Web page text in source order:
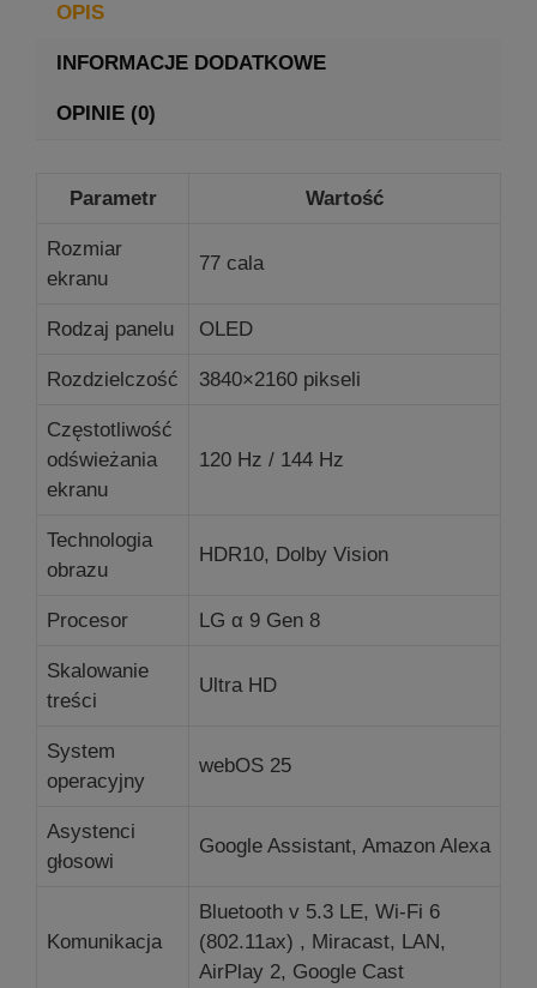
OPIS
INFORMACJE DODATKOWE
OPINIE (0)
Parametr Wartość
Rozmiar
ekranu
77 cala
Rodzaj panelu OLED
Rozdzielczość 3840×2160 pikseli
Częstotliwość
odświeżania
ekranu
120 Hz / 144 Hz
Technologia
obrazu
HDR10, Dolby Vision
Procesor LG α 9 Gen 8
Skalowanie
treści
Ultra HD
System
operacyjny
webOS 25
Asystenci
głosowi
Google Assistant, Amazon Alexa
Komunikacja
Bluetooth v 5.3 LE, Wi-Fi 6
(802.11ax) , Miracast, LAN,
AirPlay 2, Google Cast